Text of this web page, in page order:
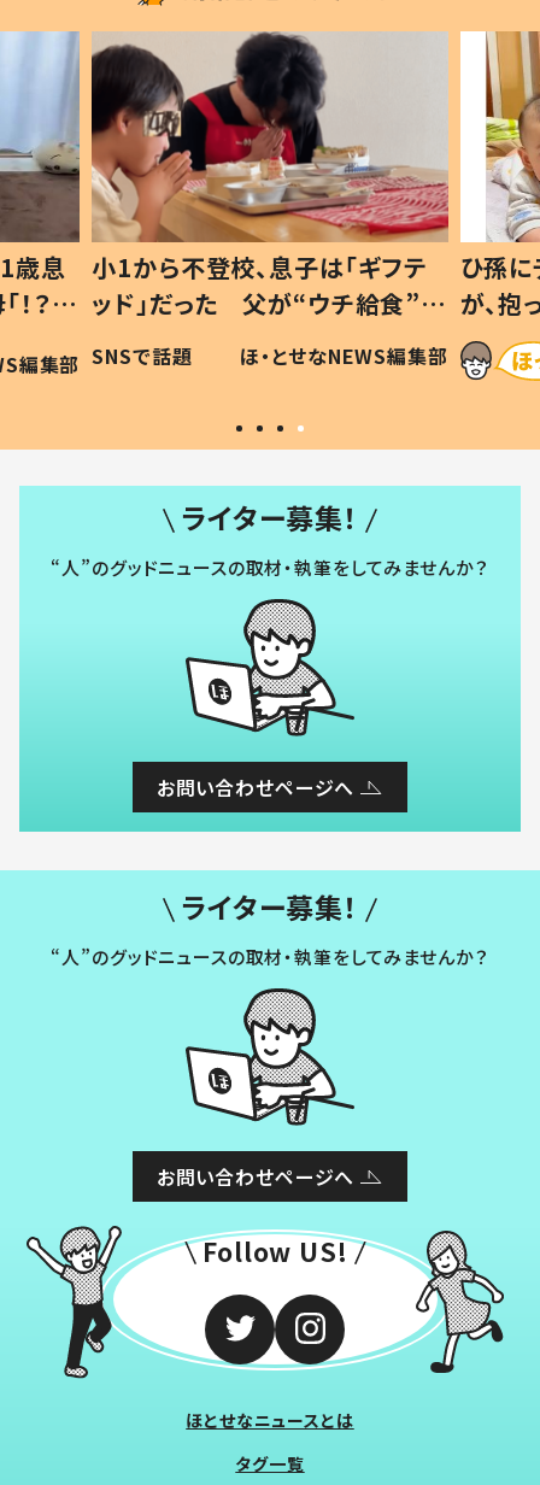
歳息
？」
編集部
小1から不登校、息子は「ギフテ
ッド」だった 父が“ウチ給食”を
作り続ける理由とは #令和の親
#令和の子
SNSで話題 ほ・とせなNEWS編集部
ひ孫
が、
「涙が
い」
ライター募集！
“人”のグッドニュースの取材・執筆をしてみませんか？
お問い合わせページへ
ライター募集！
“人”のグッドニュースの取材・執筆をしてみませんか？
お問い合わせページへ
Follow US!
ほとせなニュースとは
タグ一覧